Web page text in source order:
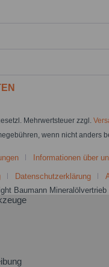
Mehrwertsteuer zzgl.
wenn nicht anders
Informationen über
Datenschutzerklärung
Baumann Mineralölvertrieb